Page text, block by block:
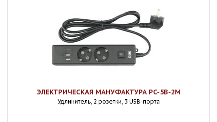
ЭЛЕКТРИЧЕСКАЯ МАНУФАКТУРА PC-5B-2M
Удлинитель, 2 розетки, 3 USB-порта